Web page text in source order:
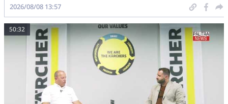
2026/08/08 13:57
50:32